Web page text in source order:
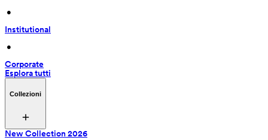
•
Institutional
•
Corporate
Esplora tutti
Collezioni
New Collection 2026